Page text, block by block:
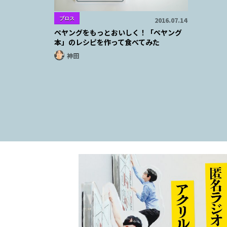
ブロス 2016.07.14
ペヤングをもっとおいしく！「ペヤング
本」のレシピを作って食べてみた
神田